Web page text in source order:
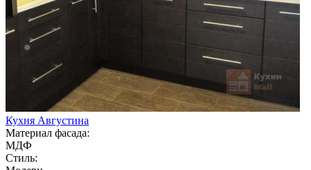
Кухня Августина
Материал фасада:
МДФ
Стиль: